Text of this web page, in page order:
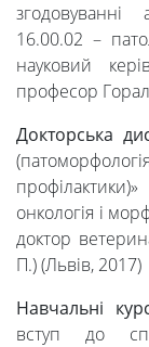
Foreign
згодовуванні
16.00.02 –
науковий
професор
Докторська
онкологія і
доктор
П.) (Львів, 2017)
Навчальні
вступ до